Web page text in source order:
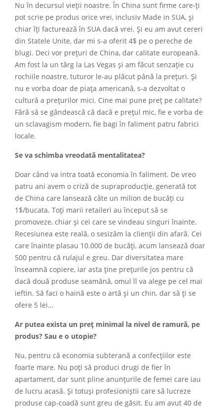
Nu în decursul vieții noastre. În China sunt firme care-ți
pot scrie pe produs orice vrei, inclusiv Made in SUA, și
chiar îți facturează în SUA dacă vrei. Și eu am avut cereri
din Statele Unite, dar mi s-a oferit 4$ pe o pereche de
blugi. Deci vor prețuri de China, dar calitate europeană.
Am fost la un târg la Las Vegas și am făcut senzație cu
rochiile noastre, tuturor le-au plăcut până la prețuri. Și
nu e vorba doar de piața americană, s-a dezvoltat o
cultură a prețurilor mici. Cine mai pune preț pe calitate?
Fără să se gândească că dacă e prețul mic, fie e vorba de
un sclavagism modern, fie bagi în faliment patru fabrici
locale.
Se va schimba vreodată mentalitatea?
Doar când va intra toată economia în faliment. De vreo
patru ani avem o criză de supraproducție, generată tot
de China care lansează câte un milion de bucăți cu
1$/bucata. Toți marii retaileri au început să se
promoveze, chiar și cei care se vindeau singuri înainte.
Recesiunea este reală, o sesizăm la clienții din afară. Cei
care înainte plasau 10.000 de bucăți, acum lansează doar
500 pentru că rulajul e greu. Dar diversitatea mare
înseamnă copiere, iar asta ține prețurile jos pentru că
dacă două produse seamănă, omul îl va alege pe cel mai
ieftin. Să faci o haină este o artă și un chin, dar să ți se
ofere 5 lei…
Ar putea exista un preț minimal la nivel de ramură, pe
produs? Sau e o utopie?
Nu, pentru că economia subterană a confecțiilor este
foarte mare. Nu poți să produci drugi de fier în
apartament, dar sunt pline anunțurile de femei care iau
de lucru acasă. Și totuși profesioniștii care să lucreze
produse cap-coadă sunt greu de găsit. Eu am avut 40 de